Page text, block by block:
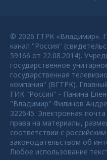
© 2026 ГТРК «Владимир».
канал "Россия"
59166 от 22.08.2014).
государственное
государственная
компания" (ВГТРК).
ГИК "Россия" - Панина
"Владимир" Филинов
322645. Электронная
права на материалы,
соответствии с
законодательством об
Любое использование